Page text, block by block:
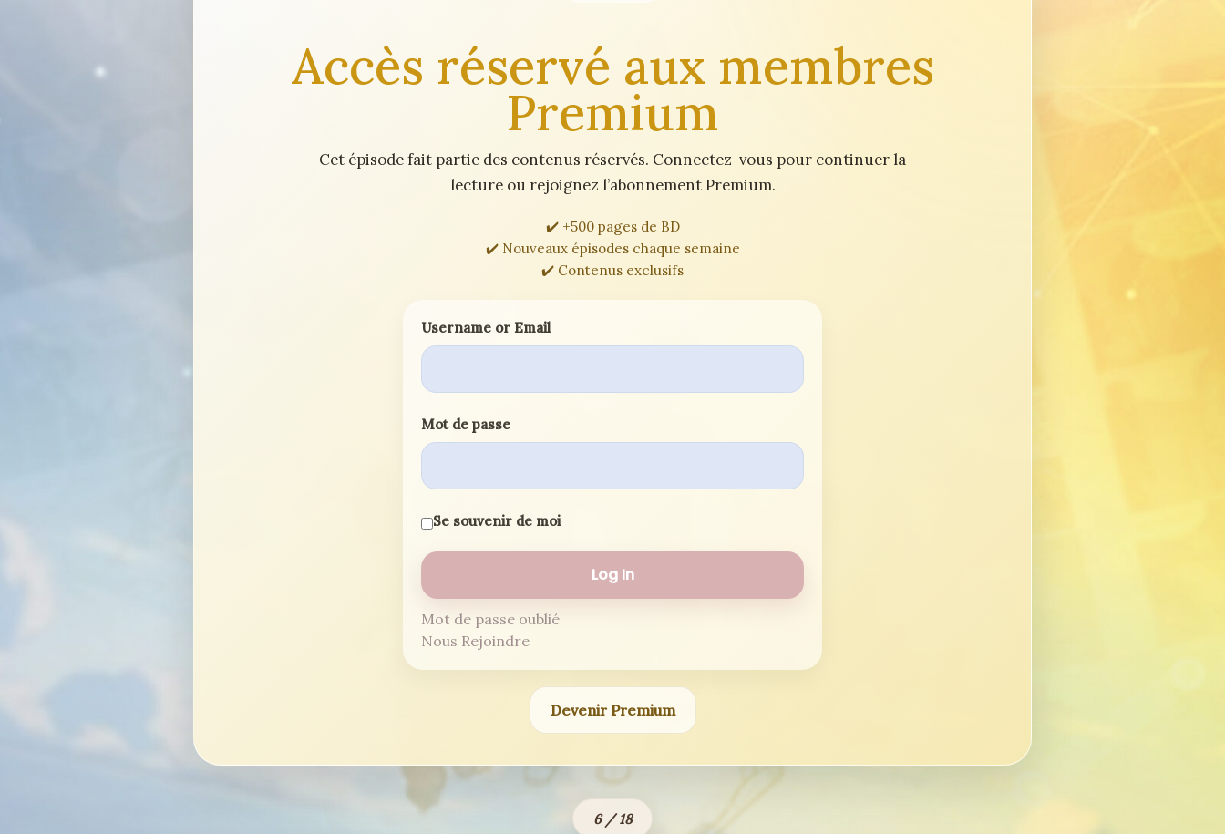
Accès réservé aux membres
Premium
Cet épisode fait partie des contenus réservés. Connectez-vous pour continuer la
lecture ou rejoignez l’abonnement Premium.
✔️ +500 pages de BD
✔️ Nouveaux épisodes chaque semaine
✔️ Contenus exclusifs
Username or Email
Mot de passe
Se souvenir de moi
Mot de passe oublié
Nous Rejoindre
Devenir Premium
6 / 18